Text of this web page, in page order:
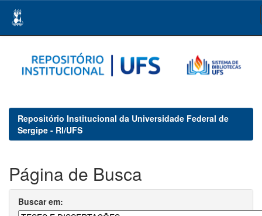
navigation
Repositório Institucional da Universidade Federal de
Sergipe - RI/UFS
Página de Busca
Buscar em: